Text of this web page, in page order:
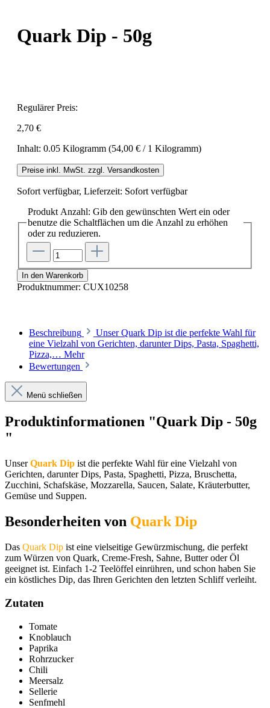
Quark Dip - 50g
Regulärer Preis:
2,70 €
Inhalt: 0.05 Kilogramm (54,00 € / 1 Kilogramm)
Preise inkl. MwSt. zzgl. Versandkosten
Sofort verfügbar, Lieferzeit: Sofort verfügbar
Produkt Anzahl: Gib den gewünschten Wert ein oder
benutze die Schaltflächen um die Anzahl zu erhöhen
oder zu reduzieren.
In den Warenkorb
Produktnummer: CUX10258
Beschreibung
Unser Quark Dip ist die perfekte Wahl für
eine Vielzahl von Gerichten, darunter Dips, Pasta, Spaghetti,
Pizza,… Mehr
Bewertungen
Menü schließen
Produktinformationen "Quark Dip - 50g
"
UnserQuark Dip ist die perfekte Wahl für eine Vielzahl von
Gerichten, darunter Dips, Pasta, Spaghetti, Pizza, Bruschetta,
Zucchini, Schafskäse, Mozzarella, Saucen, Salate, Kräuterbutter,
Gemüse und Suppen.
Besonderheiten von Quark Dip
Das Quark Dip ist eine vielseitige Gewürzmischung, die perfekt
zum Würzen von Quark, Creme-Fresh, Sahne, Butter oder Öl
geeignet ist. Einfach 1-2 Teelöffel einrühren, und schon haben Sie
ein köstliches Dip, das Ihren Gerichten den letzten Schliff verleiht.
Zutaten
Tomate
Knoblauch
Paprika
Rohrzucker
Chili
Meersalz
Sellerie
Senfmehl